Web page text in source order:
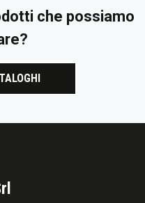
che possiamo